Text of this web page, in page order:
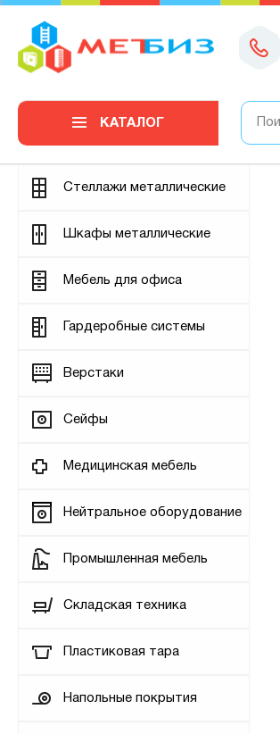
0
КАТАЛОГ
Стеллажи металлические
Шкафы металлические
Мебель для офиса
Гардеробные системы
Верстаки
Сейфы
Медицинская мебель
Нейтральное оборудование
Промышленная мебель
Складская техника
Пластиковая тара
Напольные покрытия